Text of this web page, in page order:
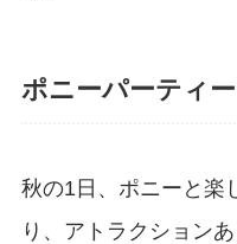
ポニーパーティー
秋の1日、ポニーと楽
り、アトラクション